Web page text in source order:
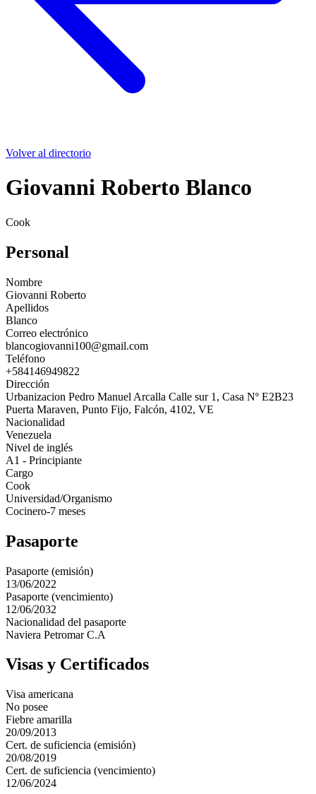
Volver al directorio
Giovanni Roberto Blanco
Cook
Personal
Nombre
Giovanni Roberto
Apellidos
Blanco
Correo electrónico
blancogiovanni100@gmail.com
Teléfono
+584146949822
Dirección
Urbanizacion Pedro Manuel Arcalla Calle sur 1, Casa Nº E2B23
Puerta Maraven, Punto Fijo, Falcón, 4102, VE
Nacionalidad
Venezuela
Nivel de inglés
A1 - Principiante
Cargo
Cook
Universidad/Organismo
Cocinero-7 meses
Pasaporte
Pasaporte (emisión)
13/06/2022
Pasaporte (vencimiento)
12/06/2032
Nacionalidad del pasaporte
Naviera Petromar C.A
Visas y Certificados
Visa americana
No posee
Fiebre amarilla
20/09/2013
Cert. de suficiencia (emisión)
20/08/2019
Cert. de suficiencia (vencimiento)
12/06/2024